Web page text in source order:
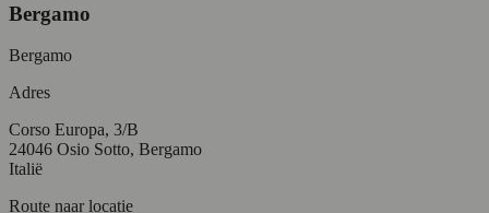
Bergamo
Bergamo
Adres
Corso Europa, 3/B
24046 Osio Sotto, Bergamo
Italië
Route naar locatie